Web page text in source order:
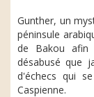
Gunther, un
péninsule
de Bakou afin
désabusé que
d'échecs qui
Caspienne.